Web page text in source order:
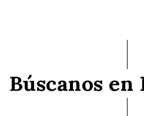
Búscanos